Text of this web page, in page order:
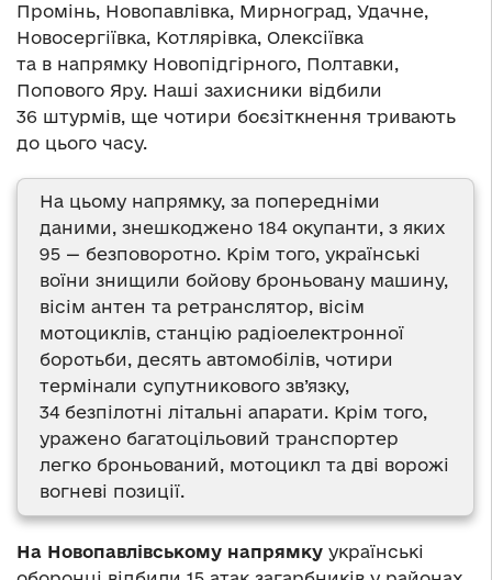
Промінь, Новопавлівка, Мирноград, Удачне,
Новосергіївка, Котлярівка, Олексіївка
та в напрямку Новопідгірного, Полтавки,
Попового Яру. Наші захисники відбили
36 штурмів, ще чотири боєзіткнення тривають
до цього часу.
На цьому напрямку, за попередніми
даними, знешкоджено 184 окупанти, з яких
95 — безповоротно. Крім того, українські
воїни знищили бойову броньовану машину,
вісім антен та ретранслятор, вісім
мотоциклів, станцію радіоелектронної
боротьби, десять автомобілів, чотири
термінали супутникового зв’язку,
34 безпілотні літальні апарати. Крім того,
уражено багатоцільовий транспортер
легко броньований, мотоцикл та дві ворожі
вогневі позиції.
На Новопавлівському напрямку українські